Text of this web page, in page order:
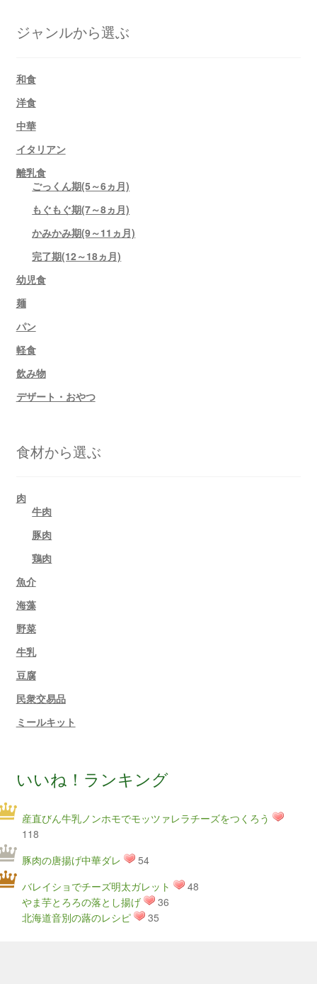
ジャンルから選ぶ
和食
洋食
中華
イタリアン
離乳食
ごっくん期(5～6ヵ月)
もぐもぐ期(7～8ヵ月)
かみかみ期(9～11ヵ月)
完了期(12～18ヵ月)
幼児食
麺
パン
軽食
飲み物
デザート・おやつ
食材から選ぶ
肉
牛肉
豚肉
鶏肉
魚介
海藻
野菜
牛乳
豆腐
民衆交易品
ミールキット
いいね！ランキング
産直びん牛乳ノンホモでモッツァレラチーズをつくろう
118
豚肉の唐揚げ中華ダレ
54
バレイショでチーズ明太ガレット
48
やま芋とろろの落とし揚げ
36
北海道音別の蕗のレシピ
35